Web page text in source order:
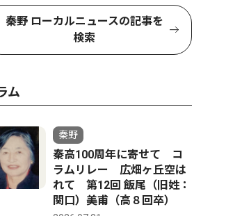
秦野 ローカルニュースの記事を
検索
ム
秦野
秦高100周年に寄せて コ
ラムリレー 広畑ヶ丘空は
れて 第12回 飯尾（旧姓：
関口）美甫（高８回卒）